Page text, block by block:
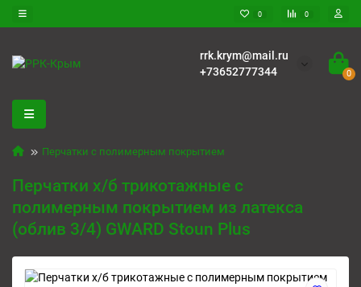
0 0
rrk.krym@mail.ru
+73652777344
0
Перчатки с полимерным покрытием
Перчатки х/б трикотажные с
полимерным покрытием из латекса
(облив 3/4) GWARD Stoun Plus